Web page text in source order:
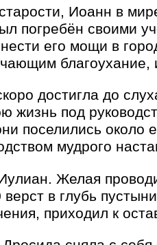
Иоанн в
погребён своими
его мощи в
благоухание,
достигла до
жизнь под
поселились около
мудрого
Желая
в глубь
приходил к